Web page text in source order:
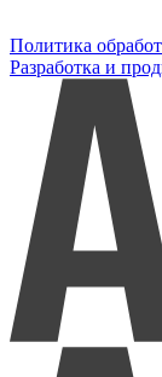
Политика
Разработка и